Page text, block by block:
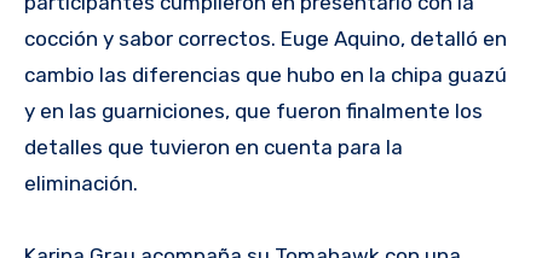
cocción y sabor correctos. Euge Aquino, detalló en
cambio las diferencias que hubo en la chipa guazú
y en las guarniciones, que fueron finalmente los
detalles que tuvieron en cuenta para la
eliminación.